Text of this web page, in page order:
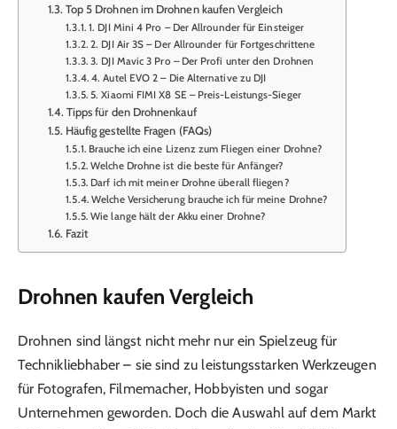
Top 5 Drohnen im Drohnen kaufen Vergleich
1. DJI Mini 4 Pro – Der Allrounder für Einsteiger
2. DJI Air 3S – Der Allrounder für Fortgeschrittene
3. DJI Mavic 3 Pro – Der Profi unter den Drohnen
4. Autel EVO 2 – Die Alternative zu DJI
5. Xiaomi FIMI X8 SE – Preis-Leistungs-Sieger
Tipps für den Drohnenkauf
Häufig gestellte Fragen (FAQs)
Brauche ich eine Lizenz zum Fliegen einer Drohne?
Welche Drohne ist die beste für Anfänger?
Darf ich mit meiner Drohne überall fliegen?
Welche Versicherung brauche ich für meine Drohne?
Wie lange hält der Akku einer Drohne?
Fazit
Drohnen kaufen Vergleich
Drohnen sind längst nicht mehr nur ein Spielzeug für
Technikliebhaber – sie sind zu leistungsstarken Werkzeugen
für Fotografen, Filmemacher, Hobbyisten und sogar
Unternehmen geworden. Doch die Auswahl auf dem Markt